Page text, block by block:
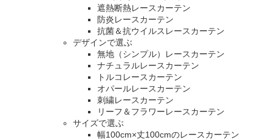
遮熱断熱レースカーテン
防炎レースカーテン
抗菌＆抗ウイルスレースカーテン
デザインで選ぶ
無地（シンプル）レースカーテン
ナチュラルレースカーテン
トルコレースカーテン
オパールレースカーテン
刺繍レースカーテン
リーフ＆フラワーレースカーテン
サイズで選ぶ
幅100cm×丈100cmのレースカーテン